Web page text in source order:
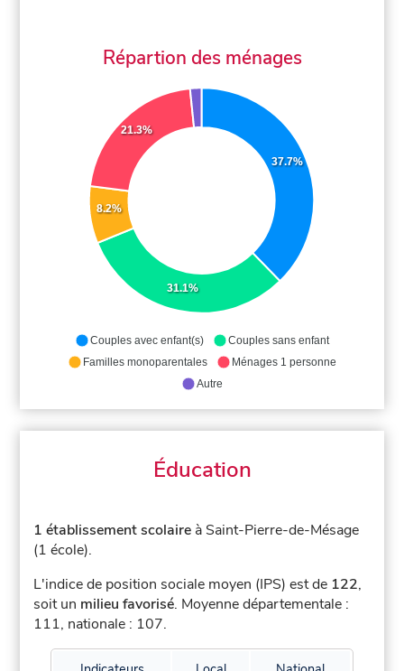
Répartion des ménages
37.7%
31.1%
8.2%
21.3%
Couples avec enfant(s)
Couples sans enfant
Familles monoparentales
Ménages 1 personne
Autre
Éducation
1 établissement scolaire à Saint-Pierre-de-Mésage
(1 école).
L'indice de position sociale moyen (IPS) est de 122,
soit un milieu favorisé. Moyenne départementale :
111, nationale : 107.